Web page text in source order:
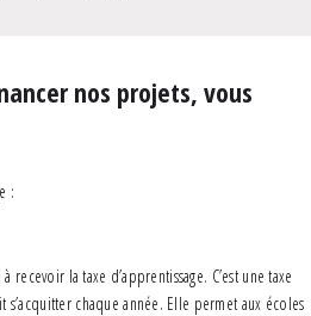
nos projets, vous
:
recevoir la taxe d’apprentissage. C’est une taxe
chaque année. Elle permet aux écoles